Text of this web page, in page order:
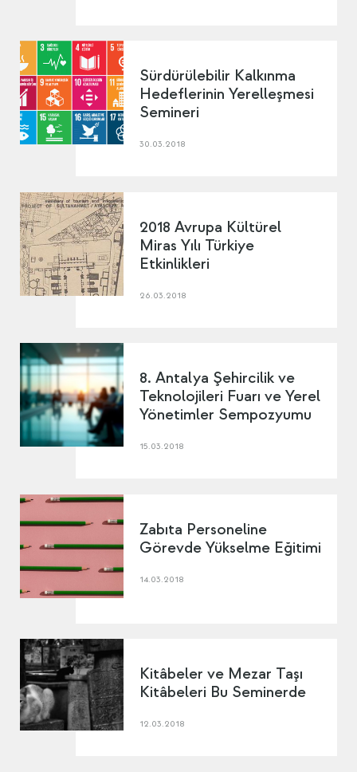
Sürdürülebilir Kalkınma
Hedeflerinin Yerelleşmesi
Semineri
30.03.2018
2018 Avrupa Kültürel
Miras Yılı Türkiye
Etkinlikleri
26.03.2018
8. Antalya Şehircilik ve
Teknolojileri Fuarı ve Yerel
Yönetimler Sempozyumu
15.03.2018
Zabıta Personeline
Görevde Yükselme Eğitimi
14.03.2018
Kitâbeler ve Mezar Taşı
Kitâbeleri Bu Seminerde
12.03.2018